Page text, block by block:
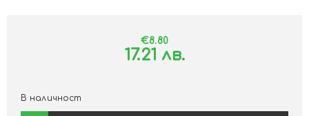
€8.80
17.21 лв.
В наличност